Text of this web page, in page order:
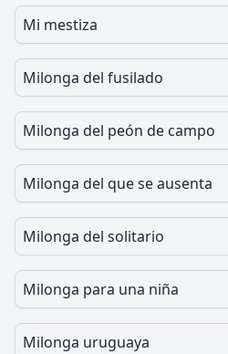
Mi mestiza
Milonga del fusilado
Milonga del peón de campo
Milonga del que se ausenta
Milonga del solitario
Milonga para una niña
Milonga uruguaya